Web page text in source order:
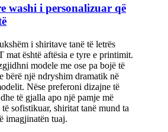
washi i personalizuar që
i shiritave tanë të letrës
mat është aftësia e tyre e printimit.
modele me ose pa bojë të
bërë një ndryshim dramatik në
Nëse preferoni dizajne të
të gjalla apo një pamje më
sofistikuar, shiritat tanë mund ta
imagjinatën tuaj.